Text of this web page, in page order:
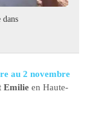
dans
au 2 novembre
Emilie en Haute-